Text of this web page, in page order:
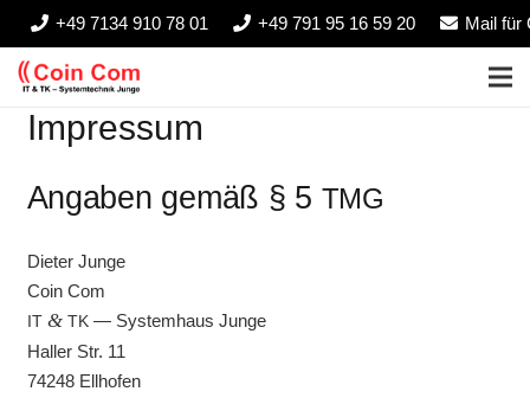
+49 7134 910 78 01 +49 791 95 16 59 20 Mail für
Impressum
Angaben gemäß § 5 TMG
Die­ter Junge
Coin Com
IT & TK— Sys­tem­haus Junge
Hal­ler Str. 11
74248 Ellhofen